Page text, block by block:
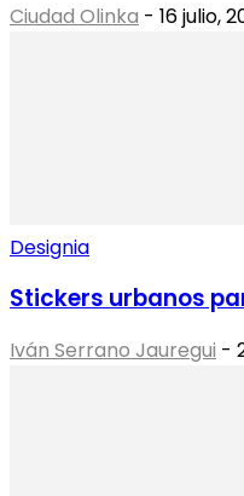
Ciudad Olinka - 16 julio,
Designia
Stickers urbanos
Iván Serrano Jauregui -